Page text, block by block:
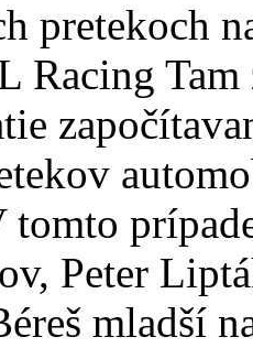
pretekoch
Racing
Peter
mladší